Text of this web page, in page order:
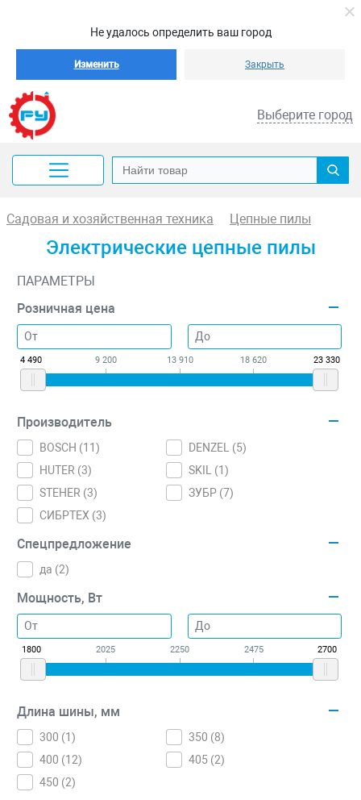
Не удалось определить ваш город
Изменить Закрыть
Выберите город
Садовая и хозяйственная техника Цепные пилы
Электрические цепные пилы
ПАРАМЕТРЫ
Розничная цена
4 490 9 200 13 910 18 620 23 330
Производитель
BOSCH (11 ) DENZEL (5)
HUTER (3) SKIL (1)
STEHER (3) ЗУБР (7)
СИБРТЕХ (3)
Спецпредложение
да (2)
Мощность, Вт
1800 2025 2250 2475 2700
Длина шины, мм
300 (1 ) 350 (8)
400 (12) 405 (2)
450 (2)